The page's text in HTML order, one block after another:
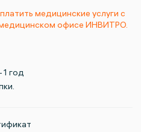
медицинские услуги с
офисе ИНВИТРО.
1 год